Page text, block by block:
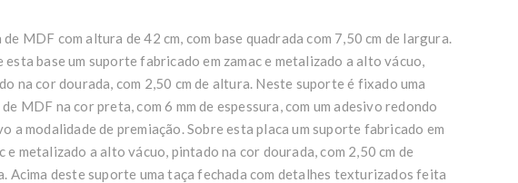
de MDF com altura de 42 cm, com base quadrada com 7,50 cm de largura.
esta base um suporte fabricado em zamac e metalizado a alto vácuo,
na cor dourada, com 2,50 cm de altura. Neste suporte é fixado uma
MDF na cor preta, com 6 mm de espessura, com um adesivo redondo
a modalidade de premiação. Sobre esta placa um suporte fabricado em
e metalizado a alto vácuo, pintado na cor dourada, com 2,50 cm de
Acima deste suporte uma taça fechada com detalhes texturizados feita